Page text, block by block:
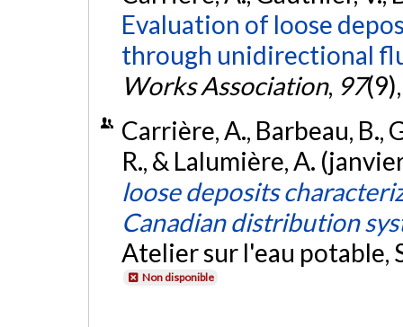
Evaluation of loose
through unidirectional
Works Association, 97
Carrière, A., Barbeau, B.,
R., & Lalumière, A.
loose deposits
Canadian distribution
Atelier sur l'eau potable,
Non disponible